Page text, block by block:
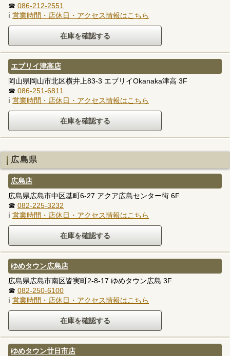
☎ 086-212-2551
ℹ 営業時間・店休日・アクセス情報はこちら
エブリイ津高店
岡山県岡山市北区横井上83-3 エブリイOkanaka津高 3F
☎ 086-251-6811
ℹ 営業時間・店休日・アクセス情報はこちら
広島県
広島店
広島県広島市中区基町6-27 アクア広島センター街 6F
☎ 082-225-3232
ℹ 営業時間・店休日・アクセス情報はこちら
ゆめタウン広島店
広島県広島市南区皆実町2-8-17 ゆめタウン広島 3F
☎ 082-250-6100
ℹ 営業時間・店休日・アクセス情報はこちら
ゆめタウン廿日市店